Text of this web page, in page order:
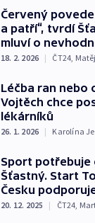
Červený
a patří“, tvrdí
mluví o
18. 2. 2026 | ČT24,
Léčba ran nebo
Vojtěch chce
lékárníků
26. 1. 2026 | Karolína
Sport potřebuje
Šťastný. Start
Česku
20. 12. 2025 | ČT24,